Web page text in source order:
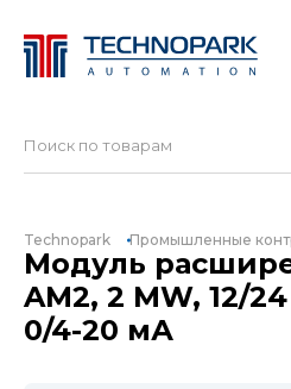
Technopark Промышленные
Модуль
AM2, 2 MW, 12/
0/4-20 мА